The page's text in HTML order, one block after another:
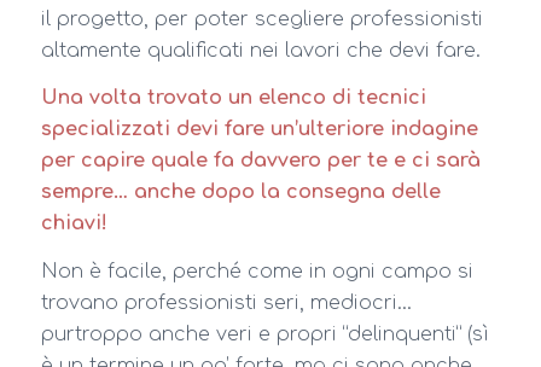
il progetto, per poter scegliere professionisti
altamente qualificati nei lavori che devi fare.
Una volta trovato un elenco di tecnici
specializzati devi fare un’ulteriore indagine
per capire quale fa davvero per te e ci sarà
sempre… anche dopo la consegna delle
chiavi!
Non è facile, perché come in ogni campo si
trovano professionisti seri, mediocri…
purtroppo anche veri e propri “delinquenti” (sì